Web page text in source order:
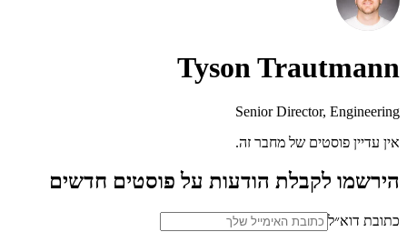
Tyson Trautmann
Senior Director, Engineering
אין עדיין פוסטים של מחבר זה.
הירשמו לקבלת הודעות על פוסטים חדשים
כתובת דוא״ל